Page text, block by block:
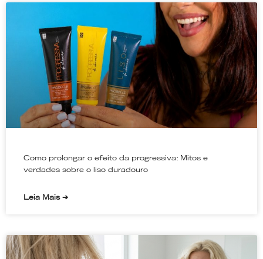
Como prolongar o efeito da progressiva: Mitos e
verdades sobre o liso duradouro
Leia Mais ➔